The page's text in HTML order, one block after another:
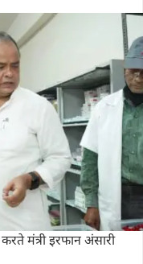
मंत्री इरफान अंसारी